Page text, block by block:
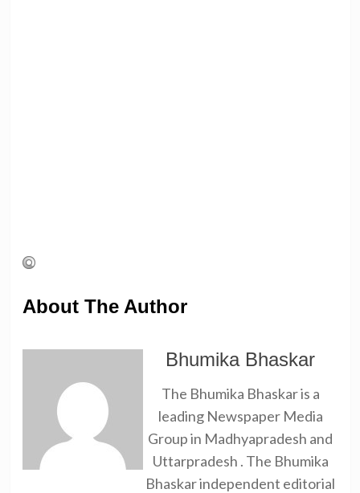
About The Author
Bhumika Bhaskar
The Bhumika Bhaskar is a
leading Newspaper Media
Group in Madhyapradesh and
Uttarpradesh . The Bhumika
Bhaskar independent editorial